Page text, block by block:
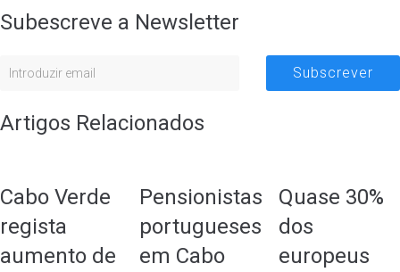
Subescreve a Newsletter
Subscrever
Artigos Relacionados
Cabo Verde
regista
aumento de
Pensionistas
portugueses
em Cabo
Quase 30%
dos
europeus